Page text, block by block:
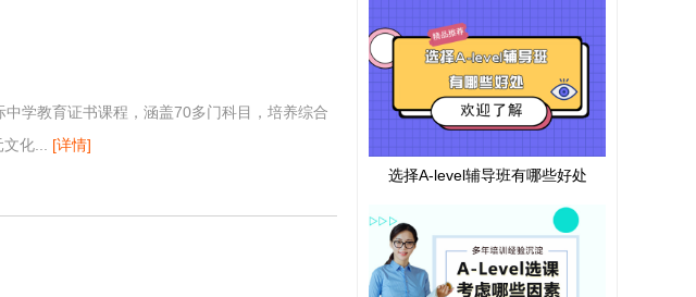
学教育证书课程，涵盖70多门科目，培养综合
化... [详情]
选择A-level辅导班有哪些好处